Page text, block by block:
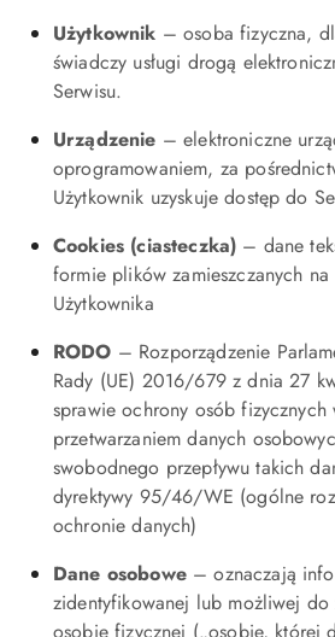
Użytkownik – osoba fizyczna,
świadczy usługi drogą
Serwisu.
Urządzenie – elektroniczne
oprogramowaniem, za
Użytkownik uzyskuje dostęp do
Cookies (ciasteczka) – dane
formie plików zamieszczanych na
Użytkownika
RODO – Rozporządzenie
Rady (UE) 2016/679 z dnia 27
sprawie ochrony osób fizycznych
przetwarzaniem danych
swobodnego przepływu takich
dyrektywy 95/46/WE (ogólne
ochronie danych)
Dane osobowe– oznaczają
zidentyfikowanej lub możliwej do